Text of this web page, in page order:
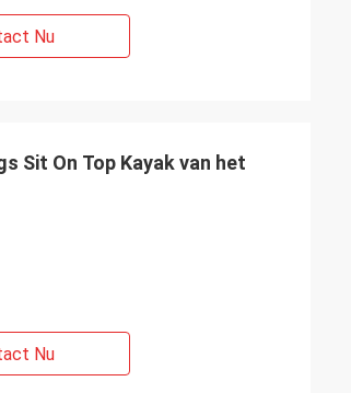
Nu
Sit On Top Kayak van het
Nu